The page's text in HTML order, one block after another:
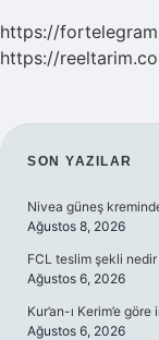
https://
https://
SON YAZILAR
Nivea güneş
Ağustos 8, 2026
FCL teslim şekli nedir
Ağustos 6, 2026
Kur’an-ı Kerim’e
Ağustos 6, 2026